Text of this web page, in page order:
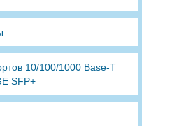
10/100/1000 Base-T
SFP+